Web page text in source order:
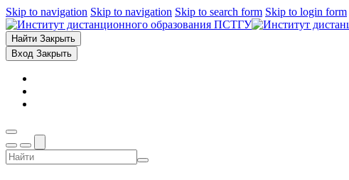
Skip to navigation Skip to navigation Skip to search form Skip to login form
Найти Закрыть
Вход Закрыть